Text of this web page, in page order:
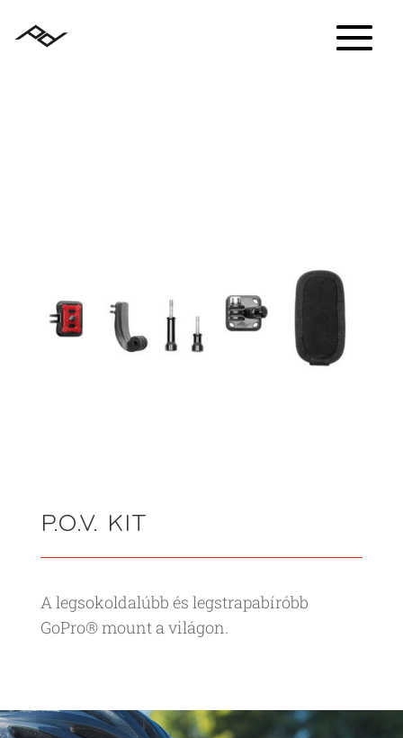
P.O.V. KIT
A legsokoldalúbb és legstrapabíróbb
GoPro® mount a világon.